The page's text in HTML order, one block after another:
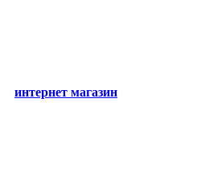
интернет магазин